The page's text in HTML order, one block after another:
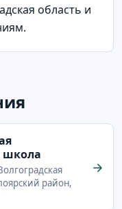
область и
школа
район,